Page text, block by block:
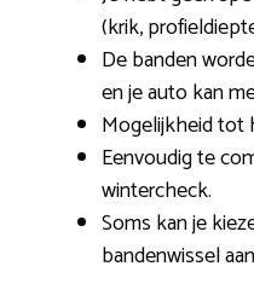
(krik,
De banden
en je auto kan
Mogelijkheid tot
Eenvoudig te
wintercheck.
Soms kan je
bandenwissel